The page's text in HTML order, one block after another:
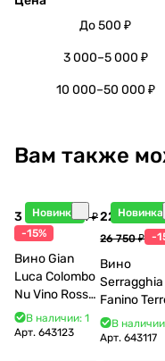
До 500 ₽
3 000–5 000 ₽
10 000–50 000 ₽
Вам также
Новинка
3 998 ₽4 704 ₽
-15%
Вино Gian
Luca Colombo
Nu Vino Rosso
2025 750 мл
В наличии: 1
Арт. 643123
Новинка
22 738 ₽
26 750 ₽ -
Вино
Serragghia
Fanino
Siciliane
2022 750 мл
В
Арт.643117